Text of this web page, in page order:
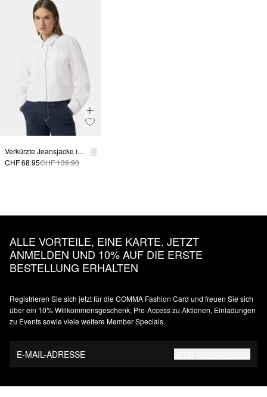
Verkürzte Jeansjacke im Boxy Fit
CHF 68.95CHF 139.90
ALLE VORTEILE, EINE KARTE. JETZT
ANMELDEN UND 10% AUF DIE ERSTE
BESTELLUNG ERHALTEN
Registrieren Sie sich jetzt für die COMMA Fashion Card und freuen Sie sich
über ein 10% Willkommensgeschenk, Pre-Access zu Aktionen, Einladungen
zu Events sowie viele weitere Member Specials.
E-MAIL-ADRESSE